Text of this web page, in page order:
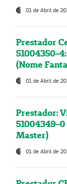
01 de Abril de
Prestador
51004350-
(Nome
01 de Abril de
Prestador:
51004349-
Master)
01 de Abril de